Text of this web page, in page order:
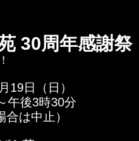
30周年感謝祭
19日（日）
3時30分
中止）